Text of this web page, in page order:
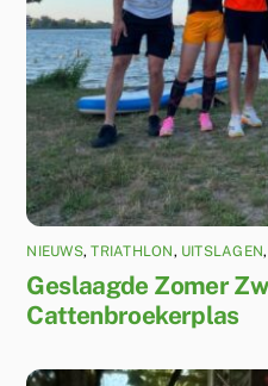
NIEUWS,TRIATHLON, UITSLAGEN,
Geslaagde Zomer
Cattenbroekerplas